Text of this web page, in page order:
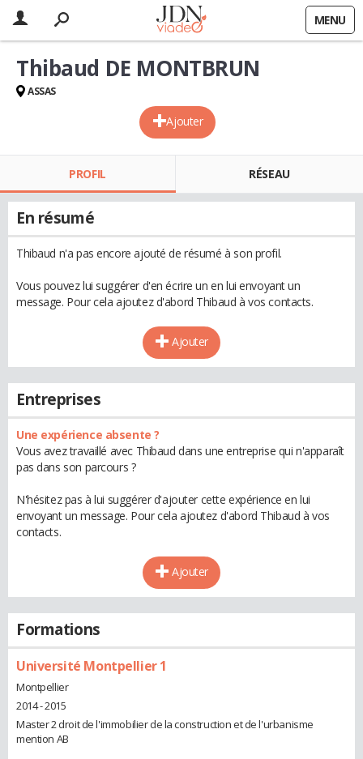
MENU
Ajouter
Thibaud DE MONTBRUN
ASSAS
PROFIL RÉSEAU
En résumé
Thibaud n'a pas encore ajouté de résumé à son profil.
Vous pouvez lui suggérer d'en écrire un en lui envoyant un
message. Pour cela ajoutez d'abord Thibaud à vos contacts.
Ajouter
Entreprises
Une expérience absente ?
Vous avez travaillé avec Thibaud dans une entreprise qui n'apparaît
pas dans son parcours ?
N'hésitez pas à lui suggérer d'ajouter cette expérience en lui
envoyant un message. Pour cela ajoutez d'abord Thibaud à vos
contacts.
Ajouter
Formations
Université Montpellier 1
Montpellier
2014 - 2015
Master 2 droit de l'immobilier de la construction et de l'urbanisme
mention AB